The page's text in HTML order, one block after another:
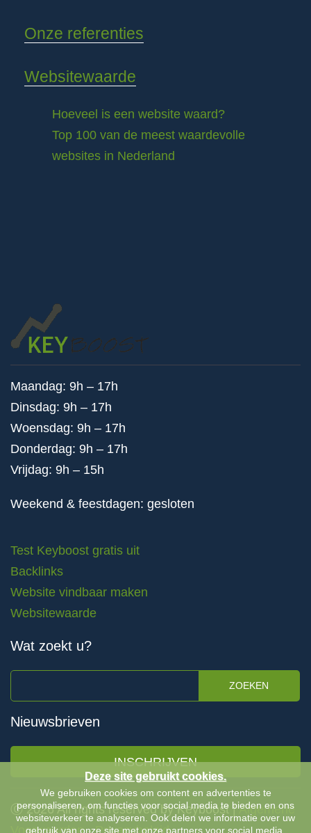
Onze referenties
Websitewaarde
Hoeveel is een website waard?
Top 100 van de meest waardevolle
websites in Nederland
Maandag: 9h – 17h
Dinsdag: 9h – 17h
Woensdag: 9h – 17h
Donderdag: 9h – 17h
Vrijdag: 9h – 15h
Weekend & feestdagen: gesloten
Test Keyboost gratis uit
Backlinks
Website vindbaar maken
Websitewaarde
Wat zoekt u?
ZOEKEN
Nieuwsbrieven
INSCHRIJVEN
Ⓒ 2026 All rights reserved by Keyboost |Algemene
Deze site gebruikt cookies.
We gebruiken cookies om content en advertenties te
personaliseren, om functies voor social media te bieden en ons
websiteverkeer te analyseren. Ook delen we informatie over uw
gebruik van onze site met onze partners voor social media,